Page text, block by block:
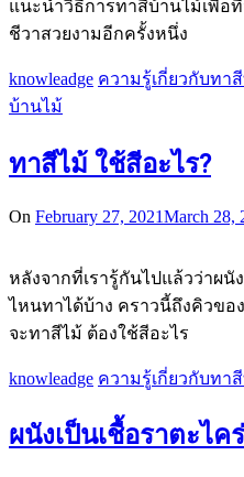
แนะนำวิธีการทาสีบ้านไม้เพื่อ
ชีวาสวยงามอีกครั้งหนึ่ง
knowleadge ความรู้เกี่ยวกับทาสี
บ้านไม้
ทาสีไม้ ใช้สีอะไร?
On February 27, 2021March 28,
หลังจากที่เรารู้กันไปแล้วว่าผนั
ไหนทาได้บ้าง คราวนี้ถึงคิวขอ
จะทาสีไม้ ต้องใช้สีอะไร
knowleadge ความรู้เกี่ยวกับทาสี
ผนังเป็นเชื้อราตะไค